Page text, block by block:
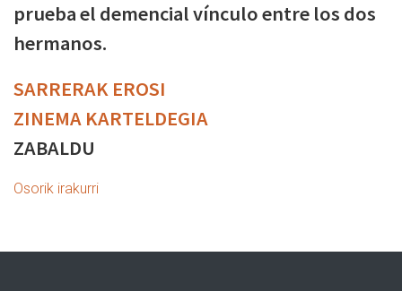
prueba el demencial vínculo entre los dos
hermanos.
SARRERAK EROSI
ZINEMA KARTELDEGIA
ZABALDU
Osorik irakurri